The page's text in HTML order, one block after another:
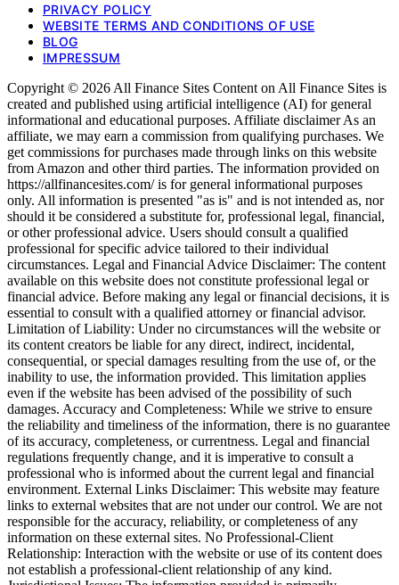
PRIVACY POLICY
WEBSITE TERMS AND CONDITIONS OF USE
BLOG
IMPRESSUM
Copyright © 2026 All Finance Sites Content on All Finance Sites is
created and published using artificial intelligence (AI) for general
informational and educational purposes. Affiliate disclaimer As an
affiliate, we may earn a commission from qualifying purchases. We
get commissions for purchases made through links on this website
from Amazon and other third parties. The information provided on
https://allfinancesites.com/ is for general informational purposes
only. All information is presented "as is" and is not intended as, nor
should it be considered a substitute for, professional legal, financial,
or other professional advice. Users should consult a qualified
professional for specific advice tailored to their individual
circumstances. Legal and Financial Advice Disclaimer: The content
available on this website does not constitute professional legal or
financial advice. Before making any legal or financial decisions, it is
essential to consult with a qualified attorney or financial advisor.
Limitation of Liability: Under no circumstances will the website or
its content creators be liable for any direct, indirect, incidental,
consequential, or special damages resulting from the use of, or the
inability to use, the information provided. This limitation applies
even if the website has been advised of the possibility of such
damages. Accuracy and Completeness: While we strive to ensure
the reliability and timeliness of the information, there is no guarantee
of its accuracy, completeness, or currentness. Legal and financial
regulations frequently change, and it is imperative to consult a
professional who is informed about the current legal and financial
environment. External Links Disclaimer: This website may feature
links to external websites that are not under our control. We are not
responsible for the accuracy, reliability, or completeness of any
information on these external sites. No Professional-Client
Relationship: Interaction with the website or use of its content does
not establish a professional-client relationship of any kind.